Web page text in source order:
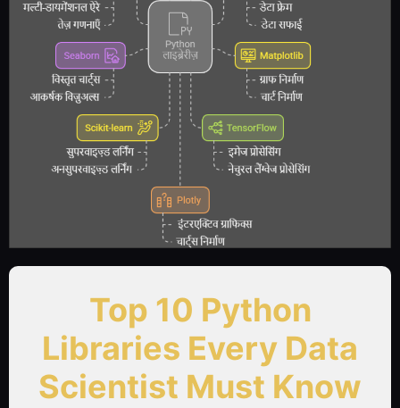
Top 10 Python
Libraries Every Data
Scientist Must Know